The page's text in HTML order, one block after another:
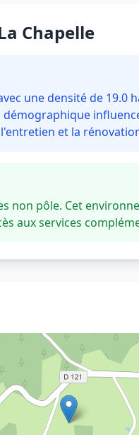
Chapelle
une densité de 19.0
et la
non pôle. Cet
aux services